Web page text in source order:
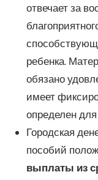
отвечает за
ребенка.
обязано
имеет
определен для
Городская
пособий
выплаты из